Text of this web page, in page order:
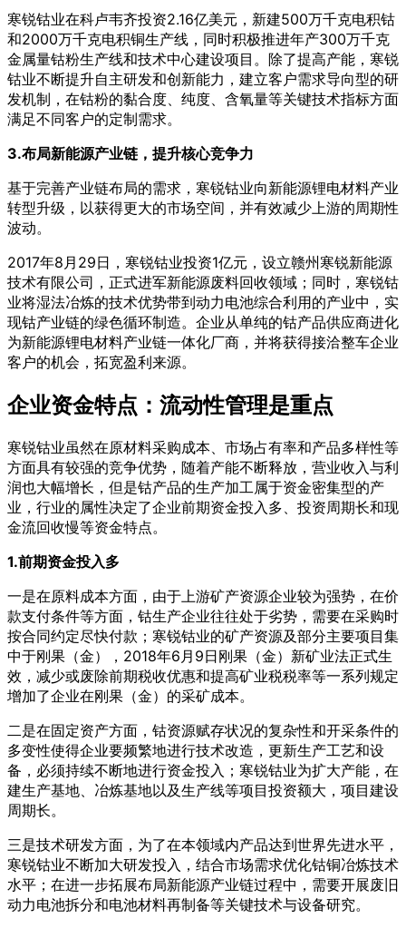
寒锐钴业在科卢韦齐投资2.16亿美元，新建500万千克电积钴
和2000万千克电积铜生产线，同时积极推进年产300万千克
金属量钴粉生产线和技术中心建设项目。除了提高产能，寒锐
钴业不断提升自主研发和创新能力，建立客户需求导向型的研
发机制，在钴粉的黏合度、纯度、含氧量等关键技术指标方面
满足不同客户的定制需求。
3.布局新能源产业链，提升核心竞争力
基于完善产业链布局的需求，寒锐钴业向新能源锂电材料产业
转型升级，以获得更大的市场空间，并有效减少上游的周期性
波动。
2017年8月29日，寒锐钴业投资1亿元，设立赣州寒锐新能源
技术有限公司，正式进军新能源废料回收领域；同时，寒锐钴
业将湿法冶炼的技术优势带到动力电池综合利用的产业中，实
现钴产业链的绿色循环制造。企业从单纯的钴产品供应商进化
为新能源锂电材料产业链一体化厂商，并将获得接洽整车企业
客户的机会，拓宽盈利来源。
企业资金特点：流动性管理是重点
寒锐钴业虽然在原材料采购成本、市场占有率和产品多样性等
方面具有较强的竞争优势，随着产能不断释放，营业收入与利
润也大幅增长，但是钴产品的生产加工属于资金密集型的产
业，行业的属性决定了企业前期资金投入多、投资周期长和现
金流回收慢等资金特点。
1.前期资金投入多
一是在原料成本方面，由于上游矿产资源企业较为强势，在价
款支付条件等方面，钴生产企业往往处于劣势，需要在采购时
按合同约定尽快付款；寒锐钴业的矿产资源及部分主要项目集
中于刚果（金），2018年6月9日刚果（金）新矿业法正式生
效，减少或废除前期税收优惠和提高矿业税税率等一系列规定
增加了企业在刚果（金）的采矿成本。
二是在固定资产方面，钴资源赋存状况的复杂性和开采条件的
多变性使得企业要频繁地进行技术改造，更新生产工艺和设
备，必须持续不断地进行资金投入；寒锐钴业为扩大产能，在
建生产基地、冶炼基地以及生产线等项目投资额大，项目建设
周期长。
三是技术研发方面，为了在本领域内产品达到世界先进水平，
寒锐钴业不断加大研发投入，结合市场需求优化钴铜冶炼技术
水平；在进一步拓展布局新能源产业链过程中，需要开展废旧
动力电池拆分和电池材料再制备等关键技术与设备研究。